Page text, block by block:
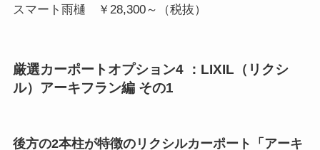
スマート雨樋 ￥28,300～（税抜）
厳選カーポートオプション4 ：LIXIL（リクシ
ル）アーキフラン編 その1
後方の2本柱が特徴のリクシルカーポート「アーキ